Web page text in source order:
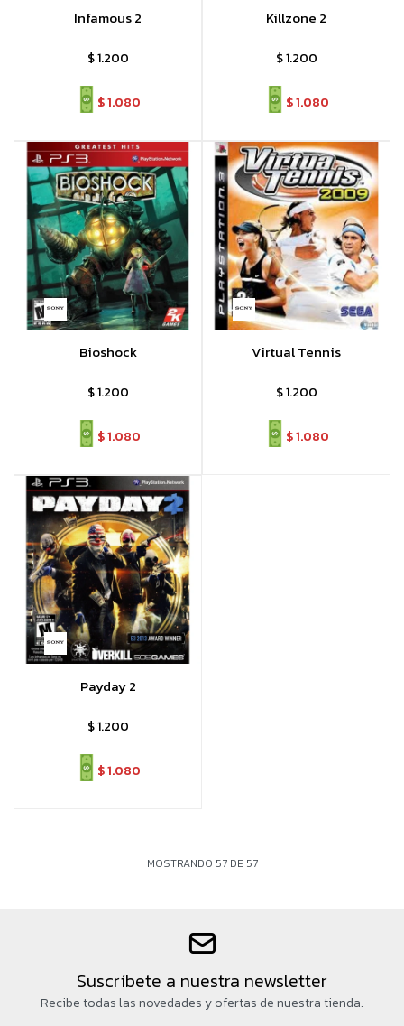
Infamous 2
$1.200
$1.080
Killzone 2
$1.200
$1.080
Bioshock
$1.200
$1.080
Virtual Tennis
$1.200
$1.080
Payday 2
$1.200
$1.080
MOSTRANDO 57DE 57
Suscríbete a nuestra newsletter
Recibe todas las novedades y ofertas de nuestra tienda.